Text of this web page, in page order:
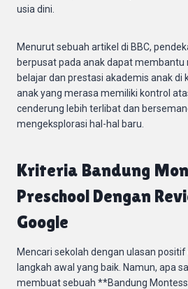
usia dini.
Menurut sebuah artikel di BBC,
berpusat pada anak dapat
belajar dan prestasi akademis anak di
anak yang merasa memiliki kontrol
cenderung lebih terlibat dan
mengeksplorasi hal-hal baru.
Kriteria Bandung
Preschool Dengan
Google
Mencari sekolah dengan ulasan
langkah awal yang baik. Namun, apa
membuat sebuah **Bandung